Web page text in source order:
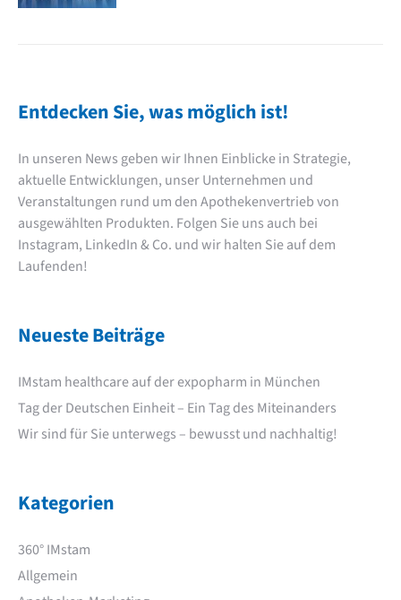
Entdecken Sie, was möglich ist!
In unseren News geben wir Ihnen Einblicke in Strategie,
aktuelle Entwicklungen, unser Unternehmen und
Veranstaltungen rund um den Apothekenvertrieb von
ausgewählten Produkten. Folgen Sie uns auch bei
Instagram, LinkedIn& Co. und wir halten Sie auf dem
Laufenden!
Neueste Beiträge
IMstam healthcare auf der expopharm in München
Tag der Deutschen Einheit – Ein Tag des Miteinanders
Wir sind für Sie unterwegs – bewusst und nachhaltig!
Kategorien
360° IMstam
Allgemein